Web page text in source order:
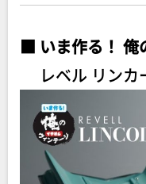
■ いま作る！
レベル リンカ